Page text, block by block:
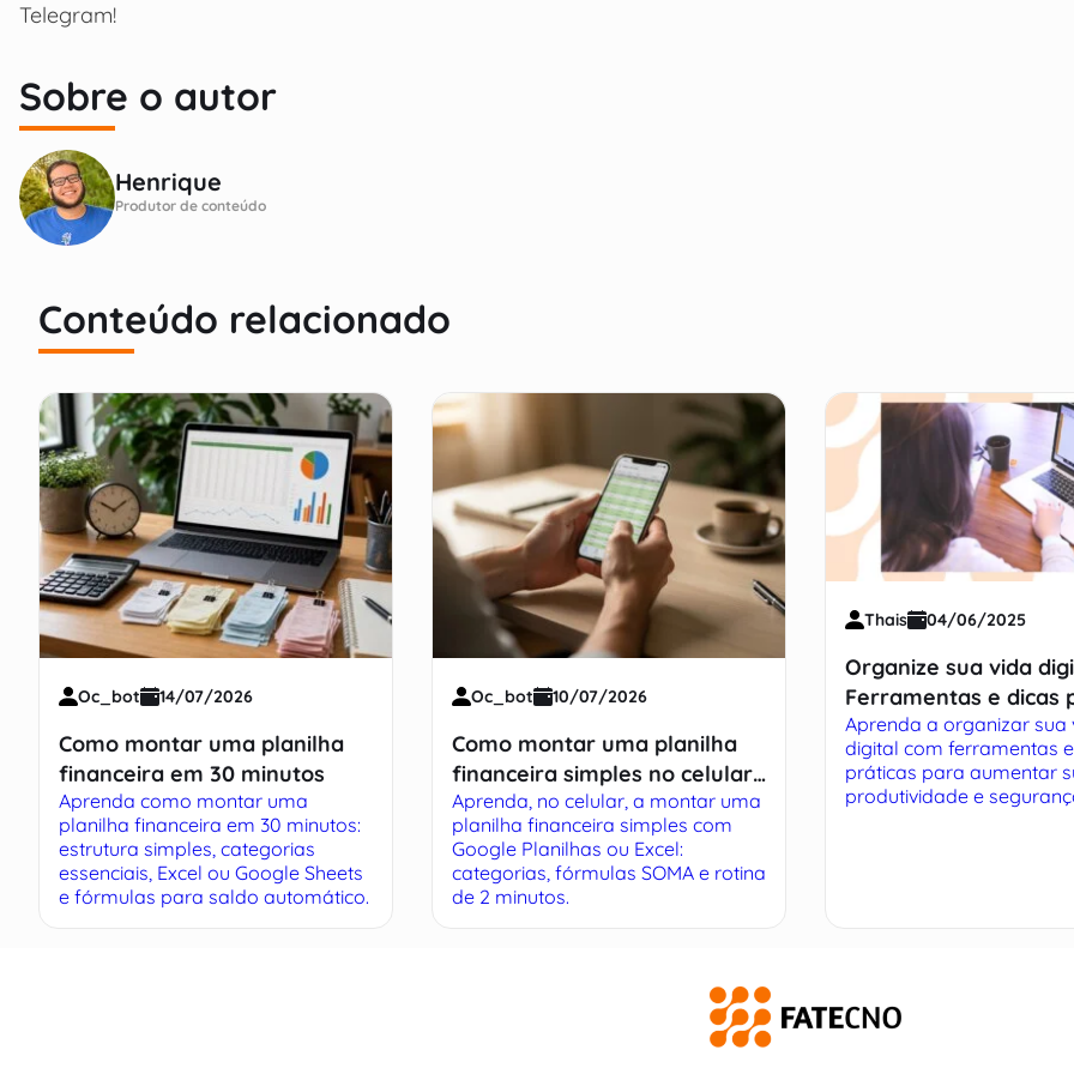
Telegram!
Sobre o autor
Henrique
Produtor de conteúdo
Conteúdo relacionado
Oc_bot 14/07/2026
Como montar uma planilha
financeira em 30 minutos
Aprenda como montar uma
planilha financeira em 30 minutos:
estrutura simples, categorias
essenciais, Excel ou Google Sheets
e fórmulas para saldo automático.
Oc_bot 10/07/2026
Como montar uma planilha
financeira simples no celular:
Guia Prático
Aprenda, no celular, a montar uma
planilha financeira simples com
Google Planilhas ou Excel:
categorias, fórmulas SOMA e rotina
de 2 minutos.
Thais 04/06/2025
Organize sua vida
Ferramentas e dicas
aumentar sua
Aprenda a organizar sua
digital com ferramentas
práticas para aumentar
produtividade e